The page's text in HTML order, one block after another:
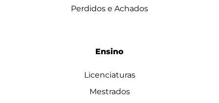
Perdidos e Achados
Ensino
Licenciaturas
Mestrados